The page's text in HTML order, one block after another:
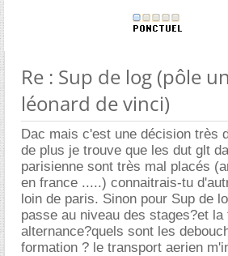
Re : Sup de log (pôle
léonard de vinci)
Dac mais c'est une décision très
de plus je trouve que les dut glt
parisienne sont très mal placés
en france .....) connaitrais-tu
loin de paris. Sinon pour Sup de
passe au niveau des stages?et
alternance?quels sont les
formation ? le transport aerien